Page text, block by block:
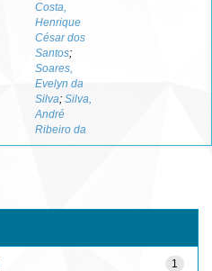
Costa,
Henrique
César dos
Santos;
Soares,
Evelyn da
Silva; Silva,
André
Ribeiro da
1